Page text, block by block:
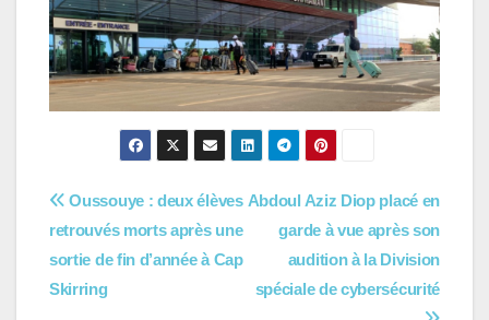
Navigation
de
l’article
Abdoul Aziz Diop placé en
garde à vue après son
audition à la Division
spéciale de cybersécurité
Oussouye : deux élèves
retrouvés morts après une
sortie de fin d’année à Cap
Skirring